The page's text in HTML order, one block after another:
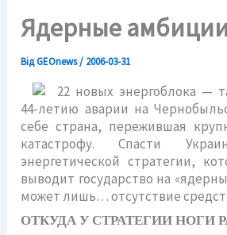
Ядерные
ВідGEOnews/ 2006-03-31
22 новых энергоблока —
44-летию аварии на
себе страна, пережившая
катастрофу. Спасти
энергетической стратегии,
выводит государство на
может лишь… отсутствие
ОТКУДА У СТРАТЕГИИ НОГИ